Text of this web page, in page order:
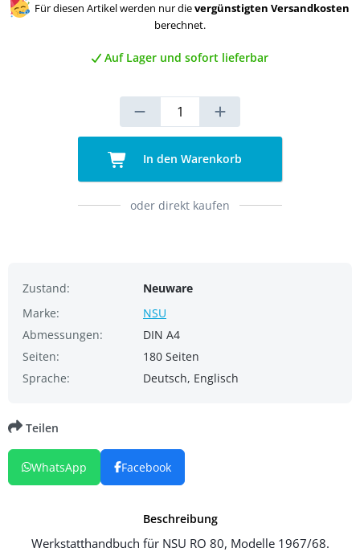
Für diesen Artikel werden nur dievergünstigten Versandkosten
berechnet.
Auf Lager und sofort lieferbar
In den Warenkorb
oder direkt kaufen
Zustand:
Neuware
Marke:
NSU
Abmessungen:
DIN A4
Seiten:
180 Seiten
Sprache:
Deutsch, Englisch
Beschreibung
Werkstatthandbuch für NSU RO 80, Modelle 1967/68.
Teilen
WhatsApp Facebook